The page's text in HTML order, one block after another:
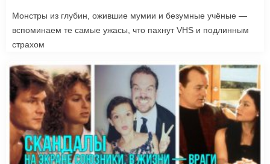
Монстры из глубин, ожившие мумии и безумные учёные —
вспоминаем те самые ужасы, что пахнут VHS и подлинным
страхом